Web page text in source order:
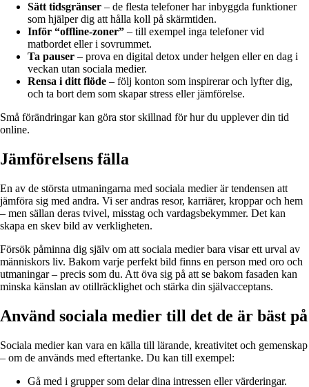
Sätt tidsgränser – de flesta telefoner har inbyggda funktioner
som hjälper dig att hålla koll på skärmtiden.
Inför “offline-zoner” – till exempel inga telefoner vid
matbordet eller i sovrummet.
Ta pauser – prova en digital detox under helgen eller en dag i
veckan utan sociala medier.
Rensa i ditt flöde – följ konton som inspirerar och lyfter dig,
och ta bort dem som skapar stress eller jämförelse.
Små förändringar kan göra stor skillnad för hur du upplever din tid
online.
Jämförelsens fälla
En av de största utmaningarna med sociala medier är tendensen att
jämföra sig med andra. Vi ser andras resor, karriärer, kroppar och hem
– men sällan deras tvivel, misstag och vardagsbekymmer. Det kan
skapa en skev bild av verkligheten.
Försök påminna dig själv om att sociala medier bara visar ett urval av
människors liv. Bakom varje perfekt bild finns en person med oro och
utmaningar – precis som du. Att öva sig på att se bakom fasaden kan
minska känslan av otillräcklighet och stärka din självacceptans.
Använd sociala medier till det de är bäst på
Sociala medier kan vara en källa till lärande, kreativitet och gemenskap
– om de används med eftertanke. Du kan till exempel:
Gå med i grupper som delar dina intressen eller värderingar.